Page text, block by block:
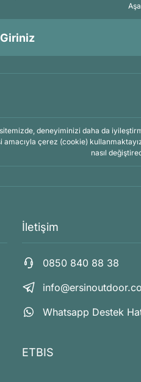
deneyiminizi daha da
amacıyla çerez (cookie)
nasıl
İletişim
0850 840 88 38
Whatsapp Destek
ETBIS